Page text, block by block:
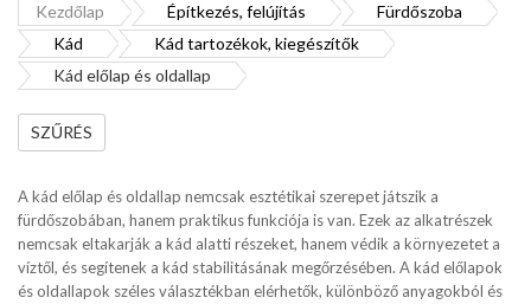
Kezdőlap Építkezés, felújítás
Fürdőszoba
Kád
Kád tartozékok, kiegészítők
Kád előlap és oldallap
A kád előlap és oldallap nemcsak esztétikai szerepet játszik a
fürdőszobában, hanem praktikus funkciója is van. Ezek az alkatrészek
nemcsak eltakarják a kád alatti részeket, hanem védik a környezetet a
víztől, és segítenek a kád stabilitásának megőrzésében. A kád előlapok
és oldallapok széles választékban elérhetők, különböző anyagokból és
SZŰRÉS